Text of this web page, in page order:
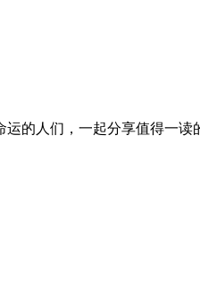
的人们，一起分享值得一读